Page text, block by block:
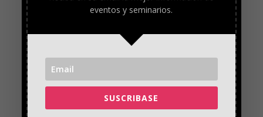
eventos y seminarios.
SUSCRIBASE